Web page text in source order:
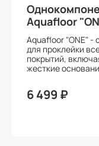
Aquafloor
Aquafloor "ONE" -
для проклейки
покрытий,
жесткие
6 499 ₽